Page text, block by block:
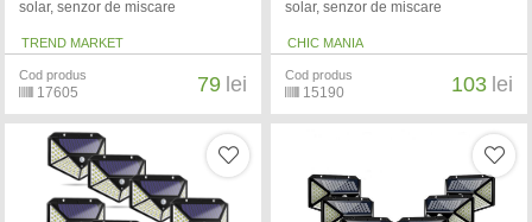
solar, senzor de miscare
TREND MARKET
Cod produs
17605 79 lei
solar, senzor de miscare
CHIC MANIA
Cod produs
15190 103 lei